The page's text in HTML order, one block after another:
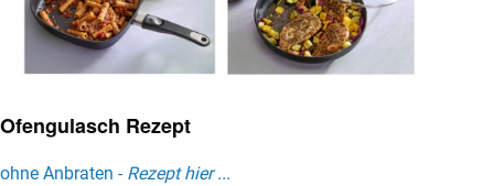
Ofengulasch Rezept
ohne Anbraten - Rezept hier ...